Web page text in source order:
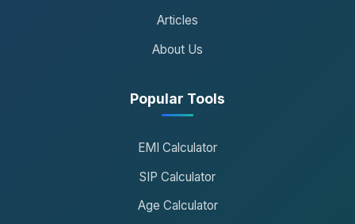
Articles
About Us
Popular Tools
EMI Calculator
SIP Calculator
Age Calculator